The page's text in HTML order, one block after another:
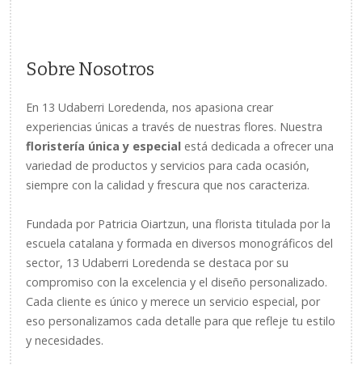
Sobre Nosotros
En 13 Udaberri Loredenda, nos apasiona crear
experiencias únicas a través de nuestras flores. Nuestra
floristería única y especial está dedicada a ofrecer una
variedad de productos y servicios para cada ocasión,
siempre con la calidad y frescura que nos caracteriza.
Fundada por Patricia Oiartzun, una florista titulada por la
escuela catalana y formada en diversos monográficos del
sector, 13 Udaberri Loredenda se destaca por su
compromiso con la excelencia y el diseño personalizado.
Cada cliente es único y merece un servicio especial, por
eso personalizamos cada detalle para que refleje tu estilo
y necesidades.